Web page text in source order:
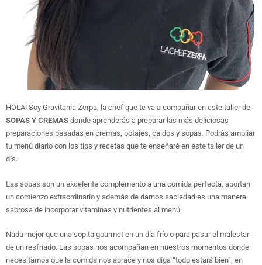
HOLA! Soy Gravitania Zerpa, la chef que te va a compañar en este taller de
SOPAS Y CREMAS donde aprenderás a preparar las más deliciosas
preparaciones basadas en cremas, potajes, caldos y sopas. Podrás ampliar
tu menú diario con los tips y recetas que te enseñaré en este taller de un
día.
Las sopas son un excelente complemento a una comida perfecta, aportan
un comienzo extraordinario y además de darnos saciedad es una manera
sabrosa de incorporar vitaminas y nutrientes al menú.
Nada mejor que una sopita gourmet en un día frío o para pasar el malestar
de un resfriado. Las sopas nos acompañan en nuestros momentos donde
necesitamos que la comida nos abrace y nos diga “todo estará bien”, en